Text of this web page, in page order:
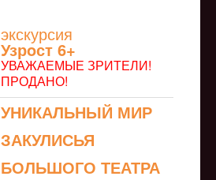
экскурсия
Узрoст 6+
УВАЖАЕМЫЕ ЗРИТЕЛИ!
ПРОДАНО!
УНИКАЛЬНЫЙ МИР
ЗАКУЛИСЬЯ
БОЛЬШОГО ТЕАТРА